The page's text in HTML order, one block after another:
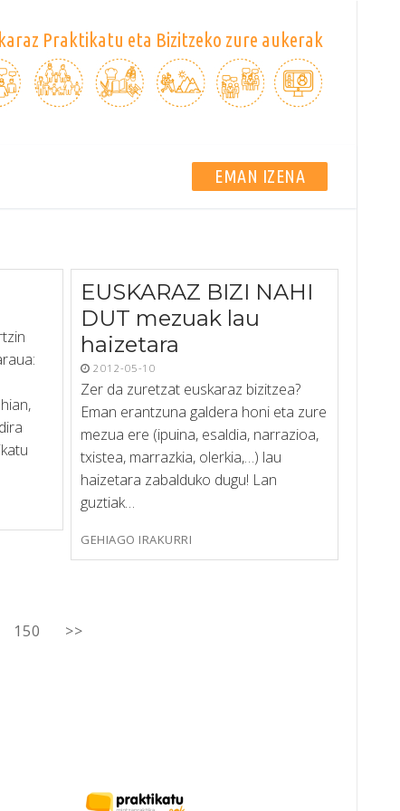
Praktikatu eta Bizitzeko zure aukerak
EMAN IZENA
EUSKARAZ BIZI NAHI
DUT mezuak lau
haizetara
2012-05-10
Zer da zuretzat euskaraz bizitzea?
Eman erantzuna galdera honi eta zure
mezua ere (ipuina, esaldia, narrazioa,
txistea, marrazkia, olerkia,…) lau
haizetara zabalduko dugu! Lan
guztiak…
GEHIAGO IRAKURRI
150 >>